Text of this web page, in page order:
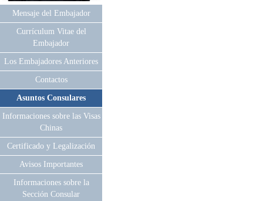
Mensaje del Embajador
Currículum Vitae del
Embajador
Los Embajadores Anteriores
Contactos
Asuntos Consulares
Informaciones sobre las Visas
Chinas
Certificado y Legalización
Avisos Importantes
Informaciones sobre la
Sección Consular